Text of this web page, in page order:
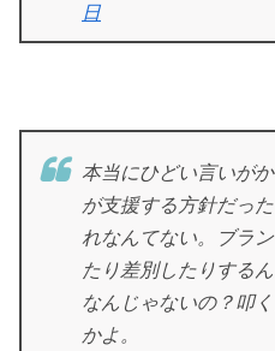
日
本当にひどい言いが
が支援する方針だっ
れなんてない。ブラ
たり差別したりする
なんじゃないの？叩
かよ。